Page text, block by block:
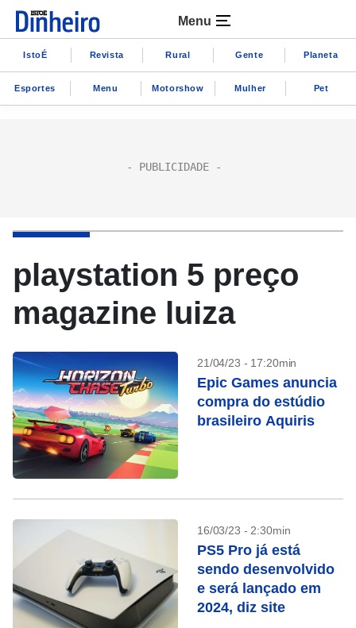
Menu
IstoÉ Revista Rural Gente Planeta
Esportes Menu Motorshow Mulher Pet
playstation 5 preço
magazine luiza
21/04/23 - 17:20min
Epic Games anuncia
compra do estúdio
brasileiro Aquiris
16/03/23 - 2:30min
PS5 Pro já está
sendo desenvolvido
e será lançado em
2024, diz site